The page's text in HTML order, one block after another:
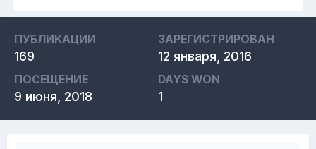
ПУБЛИКАЦИИ
169
ЗАРЕГИСТРИРОВАН
12 января, 2016
ПОСЕЩЕНИЕ
9 июня, 2018
DAYS WON
1